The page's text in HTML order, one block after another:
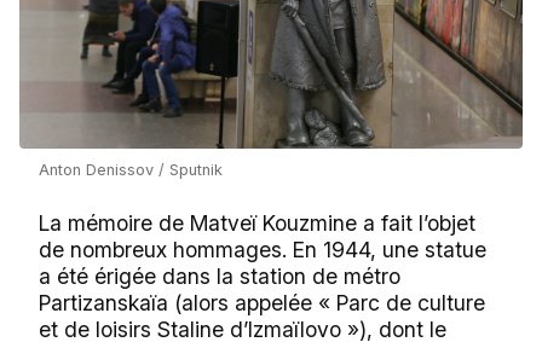
Anton Denissov / Sputnik
La mémoire de Matveï Kouzmine a fait l’objet
de nombreux hommages. En 1944, une statue
a été érigée dans la station de métro
Partizanskaïa (alors appelée « Parc de culture
et de loisirs Staline d’Izmaïlovo »), dont le